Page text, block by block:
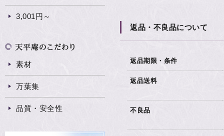
返品・不良品について
返品期限・条件
返品送料
不良品
3,001円～
素材
万葉集
品質・安全性